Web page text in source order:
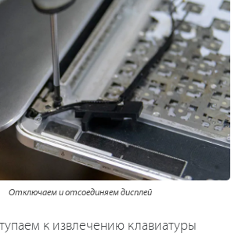
Отключаем и отсоединяем дисплей
к извлечению клавиатуры